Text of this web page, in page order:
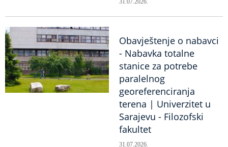
31.07.2026.
Obavještenje o nabavci
- Nabavka totalne
stanice za potrebe
paralelnog
georeferenciranja
terena | Univerzitet u
Sarajevu - Filozofski
fakultet
31.07.2026.